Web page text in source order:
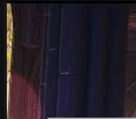
Pengantar: Kenapa
Kisah ropz dan karrigan:
Perjalanan Falcons dan
Map Pool dan Taktik: Siapa
karrigan Sebagai Faktor
Prediksi dan Skenario
Apa Artinya Duel Ini bagi
CS2 Skins, Ekonomi Game,
Tips Menikmati
Penutup: Potensi Lahirnya